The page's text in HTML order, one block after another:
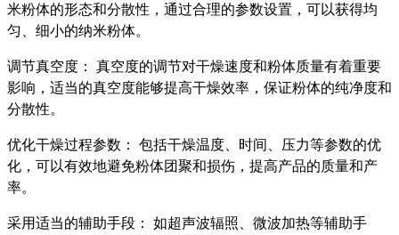
米粉体的形态和分散性，通过合理的参数设置，可以获得均
匀、细小的纳米粉体。
调节真空度：
真空度的调节对干燥速度和粉体质量有着重要
影响，适当的真空度能够提高干燥效率，保证粉体的纯净度和
分散性。
优化干燥过程参数：
包括干燥温度、时间、压力等参数的优
化，可以有效地避免粉体团聚和损伤，提高产品的质量和产
率。
采用适当的辅助手段：
如超声波辐照、微波加热等辅助手